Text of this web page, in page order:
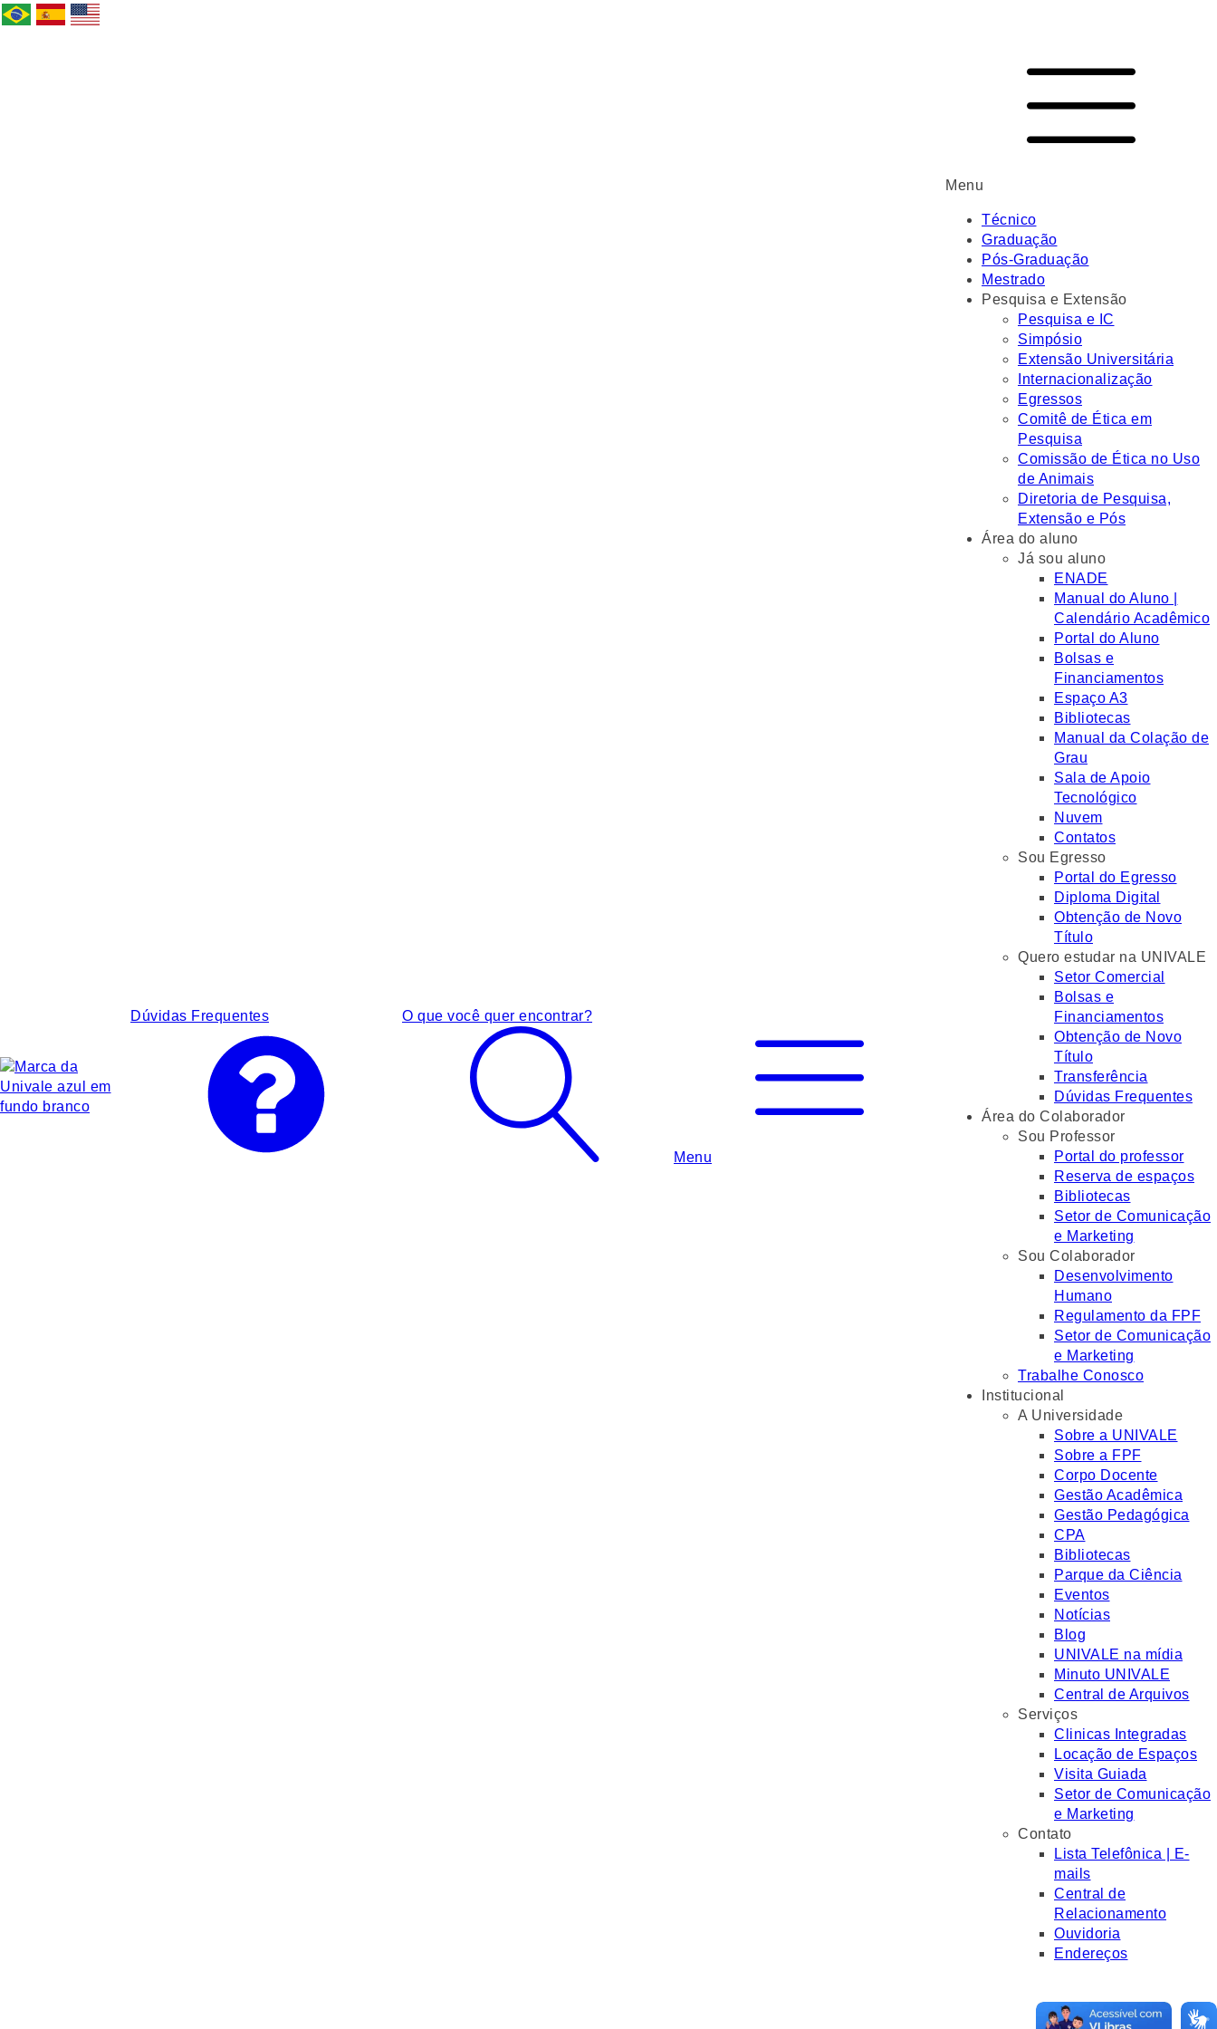
Dúvidas Frequentes O que você quer encontrar?
Menu
Menu
Técnico
Graduação
Pós-Graduação
Mestrado
Pesquisa e Extensão
Pesquisa e IC
Simpósio
Extensão Universitária
Internacionalização
Egressos
Comitê de Ética em
Pesquisa
Comissão de Ética no Uso
de Animais
Diretoria de Pesquisa,
Extensão e Pós
Área do aluno
Já sou aluno
ENADE
Manual do Aluno |
Calendário Acadêmico
Portal do Aluno
Bolsas e
Financiamentos
Espaço A3
Bibliotecas
Manual da Colação de
Grau
Sala de Apoio
Tecnológico
Nuvem
Contatos
Sou Egresso
Portal do Egresso
Diploma Digital
Obtenção de Novo
Título
Quero estudar na UNIVALE
Setor Comercial
Bolsas e
Financiamentos
Obtenção de Novo
Título
Transferência
Dúvidas Frequentes
Área do Colaborador
Sou Professor
Portal do professor
Reserva de espaços
Bibliotecas
Setor de Comunicação
e Marketing
Sou Colaborador
Desenvolvimento
Humano
Regulamento da FPF
Setor de Comunicação
e Marketing
Trabalhe Conosco
Institucional
A Universidade
Sobre a UNIVALE
Sobre a FPF
Corpo Docente
Gestão Acadêmica
Gestão Pedagógica
CPA
Bibliotecas
Parque da Ciência
Eventos
Notícias
Blog
UNIVALE na mídia
Minuto UNIVALE
Central de Arquivos
Serviços
Clinicas Integradas
Locação de Espaços
Visita Guiada
Setor de Comunicação
e Marketing
Contato
Lista Telefônica | E-
mails
Central de
Relacionamento
Ouvidoria
Endereços